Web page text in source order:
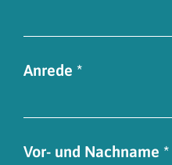
Anrede *
Vor- und Nachname *